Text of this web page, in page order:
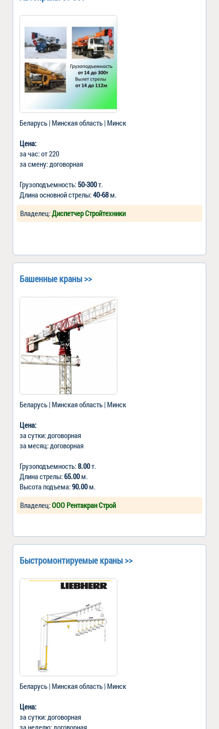
Беларусь | Минская область | Минск
Цена:
за час: от 220
за смену: договорная
Грузоподъемность: 50-300т.
Длина основной стрелы:40-68м.
Владелец:Диспетчер Стройтехники
Башенные краны >>
Беларусь | Минская область | Минск
Цена:
за сутки: договорная
за месяц: договорная
Грузоподъемность:8.00т.
Длина стрелы:65.00м.
Высота подъема:90.00м.
Владелец:ООО Рентакран Строй
Быстромонтируемые краны >>
Беларусь | Минская область | Минск
Цена:
за сутки: договорная
за неделю: договорная